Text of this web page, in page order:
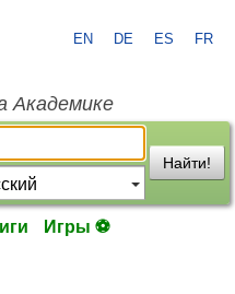
EN DE ES FR
Академике
Найти!
Игры ⚽